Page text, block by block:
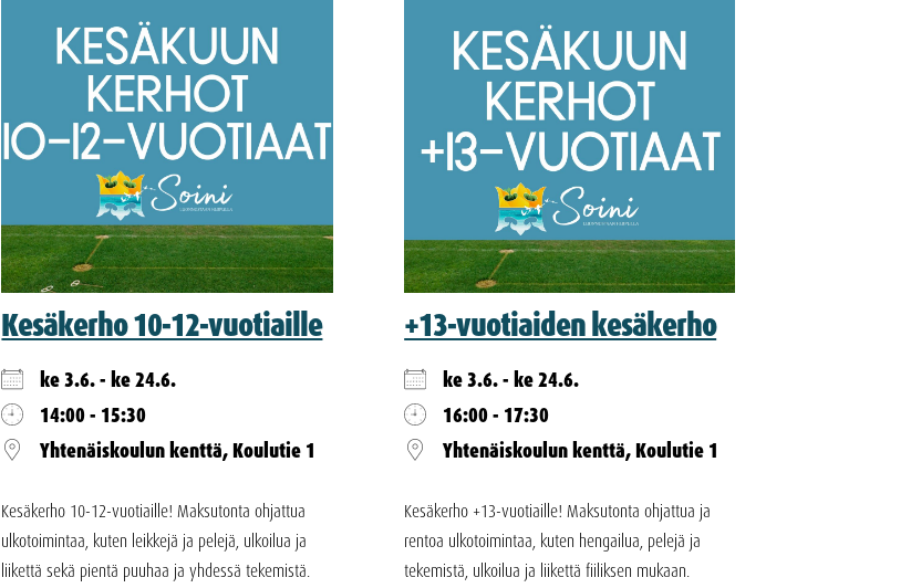
Kesäkerho 10-12-vuotiaille
ke 3.6. - ke 24.6.
14:00 - 15:30
Yhtenäiskoulun kenttä, Koulutie 1
Kesäkerho 10-12-vuotiaille! Maksutonta ohjattua
ulkotoimintaa, kuten leikkejä ja pelejä, ulkoilua ja
liikettä sekä pientä puuhaa ja yhdessä tekemistä.
+13-vuotiaiden kesäkerho
ke 3.6. - ke 24.6.
16:00 - 17:30
Yhtenäiskoulun kenttä, Koulutie 1
Kesäkerho +13-vuotiaille! Maksutonta ohjattua ja
rentoa ulkotoimintaa, kuten hengailua, pelejä ja
tekemistä, ulkoilua ja liikettä fiiliksen mukaan.